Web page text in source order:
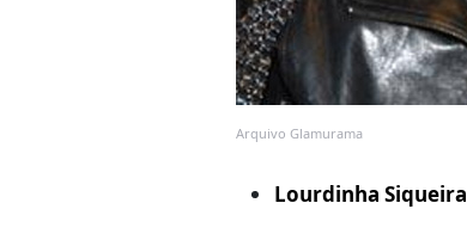
Arquivo Glamurama
Lourdinha Siqueira